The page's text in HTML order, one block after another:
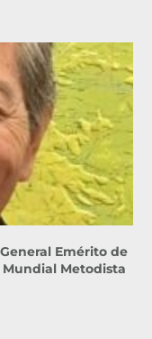
Emérito de
Mundial Metodista